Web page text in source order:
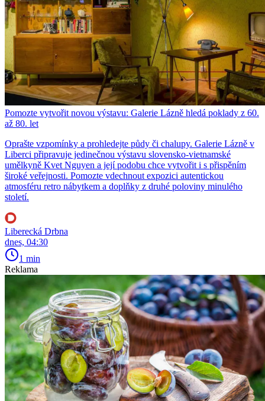
Pomozte vytvořit novou výstavu: Galerie Lázně hledá poklady z 60.
až 80. let
Oprašte vzpomínky a prohledejte půdy či chalupy. Galerie Lázně v
Liberci připravuje jedinečnou výstavu slovensko-vietnamské
umělkyně Kvet Nguyen a její podobu chce vytvořit i s přispěním
široké veřejnosti. Pomozte vdechnout expozici autentickou
atmosféru retro nábytkem a doplňky z druhé poloviny minulého
století.
Liberecká Drbna
dnes, 04:30
1 min
Reklama